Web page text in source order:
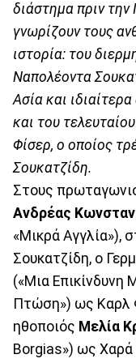
διάστημα πριν
γνωρίζουν τους
ιστορία: του
Ναπολέοντα
Ασία και
και του
Φίσερ, ο οποίος
Σουκατζίδη.
Στους
Ανδρέας
«Μικρά Αγγλία»),
Σουκατζίδη, ο
(«Μια Επικίνδυνη
Πτώση») ως Καρλ
ηθοποιός Μελία
Borgias») ως Χαρά